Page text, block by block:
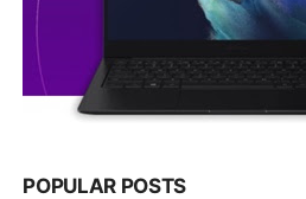
POPULAR POSTS